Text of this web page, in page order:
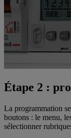
Étape 2 :
La programmation
boutons : le menu,
sélectionner